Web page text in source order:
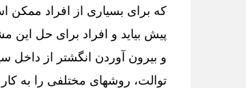
که برای بسیاری از افراد ممکن
پیش بیاید و افراد برای حل این
و بیرون آوردن انگشتر از داخل
توالت، روشهای مختلفی را به کار